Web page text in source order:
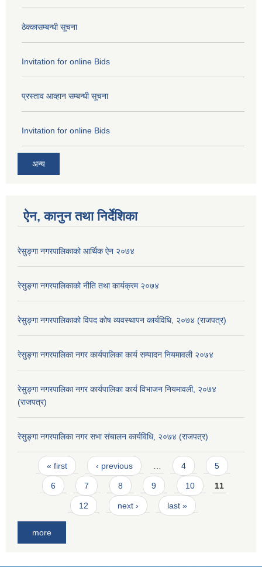
ठेक्कासम्बन्धी सूचना
Invitation for online Bids
प्रस्ताव आव्हान सम्बन्धी सूचना
Invitation for online Bids
अन्य
ऐन, कानुन तथा निर्देशिका
रेसुङ्गा नगरपालिकाको आर्थिक ऐन २०७४
रेसुङ्गा नगरपालिकाको नीति तथा कार्यक्रम २०७४
रेसुङ्गा नगरपालिकाको विपद कोष व्यवस्थापन कार्यविधि, २०७४ (राजपत्र)
रेसुङ्गा नगरपालिका नगर कार्यपालिका कार्य सम्पादन नियमावली २०७४
रेसुङ्गा नगरपालिका नगर कार्यपालिका कार्य विभाजन नियमावली, २०७४
(राजपत्र)
रेसुङ्गा नगरपालिका नगर सभा संचालन कार्यविधि, २०७४ (राजपत्र)
Pages
« first ‹ previous 4 5
6 7 8 9 10 11
12 next › last »
more